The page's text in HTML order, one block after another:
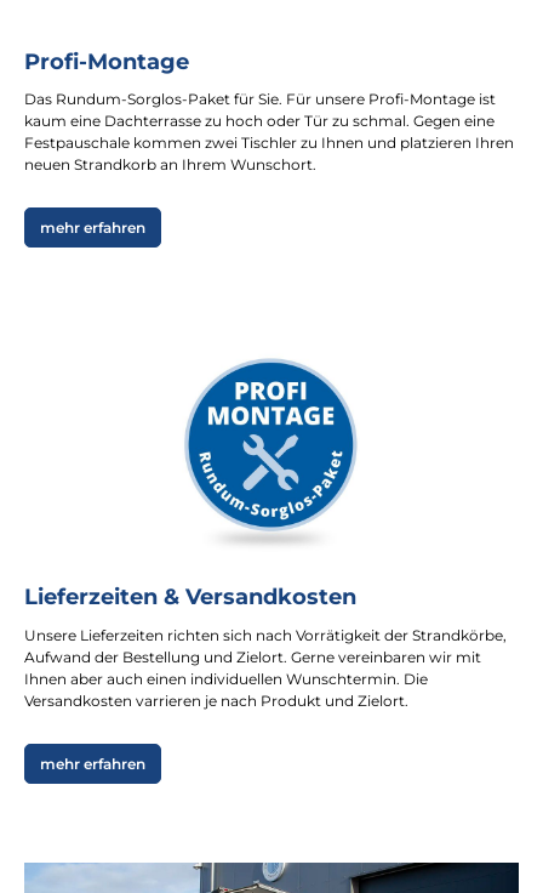
Profi-Montage
Das Rundum-Sorglos-Paket für Sie. Für unsere Profi-Montage ist
kaum eine Dachterrasse zu hoch oder Tür zu schmal. Gegen eine
Festpauschale kommen zwei Tischler zu Ihnen und platzieren Ihren
neuen Strandkorb an Ihrem Wunschort.
mehr erfahren
Lieferzeiten & Versandkosten
Unsere Lieferzeiten richten sich nach Vorrätigkeit der Strandkörbe,
Aufwand der Bestellung und Zielort. Gerne vereinbaren wir mit
Ihnen aber auch einen individuellen Wunschtermin. Die
Versandkosten varrieren je nach Produkt und Zielort.
mehr erfahren